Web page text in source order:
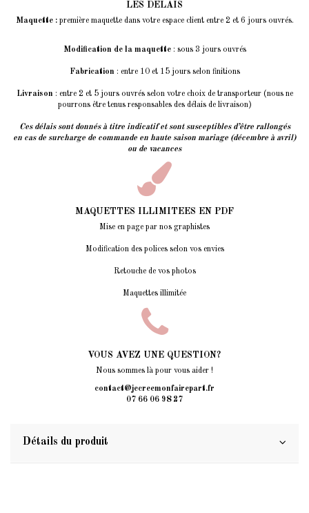
LES DELAIS
Maquette :première maquette dans votre espace client entre 2 et 6 jours ouvrés.
Modification de la maquette: sous 3 jours ouvrés
Fabrication : entre 10 et 15 jours selon finitions
Livraison : entre 2 et 5 jours ouvrés selon votre choix de transporteur (nous ne
pourrons être tenus responsables des délais de livraison)
Ces délais sont donnés à titre indicatif et sont susceptibles d’être rallongés
en cas de surcharge de commande en haute saison mariage (décembre à avril)
ou de vacances
MAQUETTES ILLIMITEES EN PDF
Mise en page par nos graphistes
Modification des polices selon vos envies
Retouche de vos photos
Maquettes illimitée
VOUS AVEZ UNE QUESTION?
Nous sommes là pour vous aider !
contact@jecreemonfairepart.fr
07 66 06 98 27
Détails du produit